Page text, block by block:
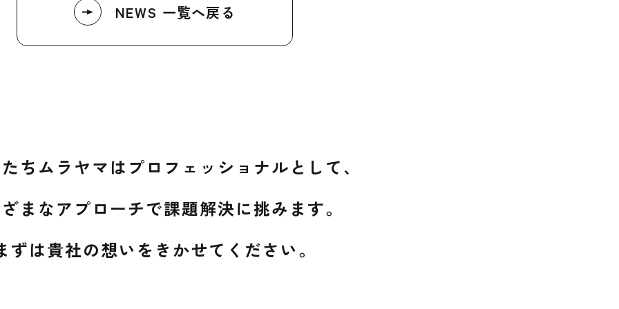
NEWS 一覧へ戻る
ちムラヤマは プロフェッショナルとして、
まなアプローチで課題解決に挑みます。
ずは貴社の想いを きかせてください。